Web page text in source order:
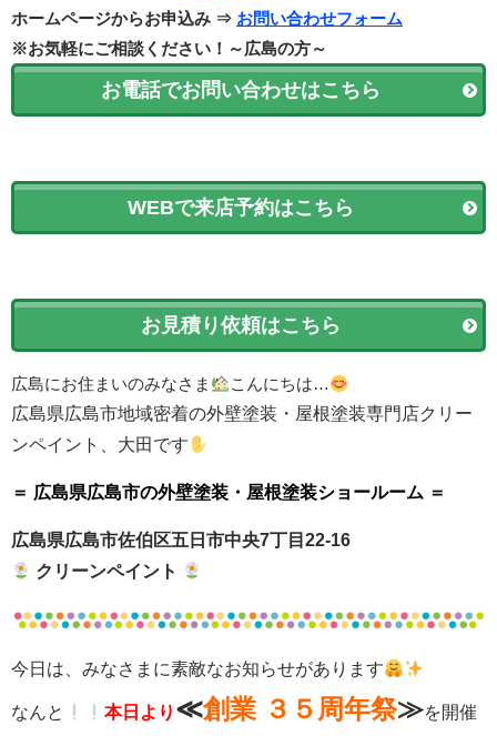
ホームページからお申込み ⇒ お問い合わせフォーム
※お気軽にご相談ください！～広島の方～
お電話でお問い合わせはこちら
WEBで来店予約はこちら
お見積り依頼はこちら
広島にお住まいのみなさま
こんにちは…
広島県広島市地域密着の外壁塗装・屋根塗装専門店クリー
ンペイント、大田です
＝ 広島県広島市の外壁塗装・屋根塗装ショールーム ＝
広島県広島市佐伯区五日市中央7丁目22-16
クリーンペイント
今日は、みなさまに素敵なお知らせがあります
なんと 本日より ≪創業 ３５周年祭≫を開催